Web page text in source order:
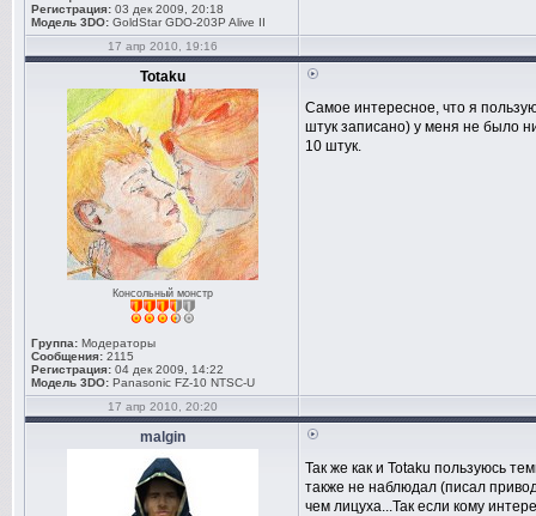
Регистрация: 03 дек 2009, 20:18
Модель 3DO: GoldStar GDO-203P Alive II
17 апр 2010, 19:16
Totaku
Консольный монстр
Группа: Модераторы
Сообщения: 2115
Регистрация: 04 дек 2009, 14:22
Модель 3DO: Panasonic FZ-10 NTSC-U
Самое интересное, что я
штук записано) у меня не было
10 штук.
17 апр 2010, 20:20
malgin
Так же как и Totaku пользуюсь
также не наблюдал (писал
чем лицуха...Так если кому